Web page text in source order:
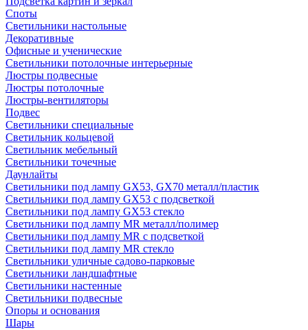
Споты
Светильники настольные
Декоративные
Офисные и ученические
Светильники потолочные интерьерные
Люстры подвесные
Люстры потолочные
Люстры-вентиляторы
Подвес
Светильники специальные
Светильник кольцевой
Светильник мебельный
Светильники точечные
Даунлайты
Светильники под лампу GX53, GX70 металл/пластик
Светильники под лампу GX53 с подсветкой
Светильники под лампу GX53 стекло
Светильники под лампу MR металл/полимер
Светильники под лампу MR с подсветкой
Светильники под лампу MR стекло
Светильники уличные садово-парковые
Светильники ландшафтные
Светильники настенные
Светильники подвесные
Опоры и основания
Шары